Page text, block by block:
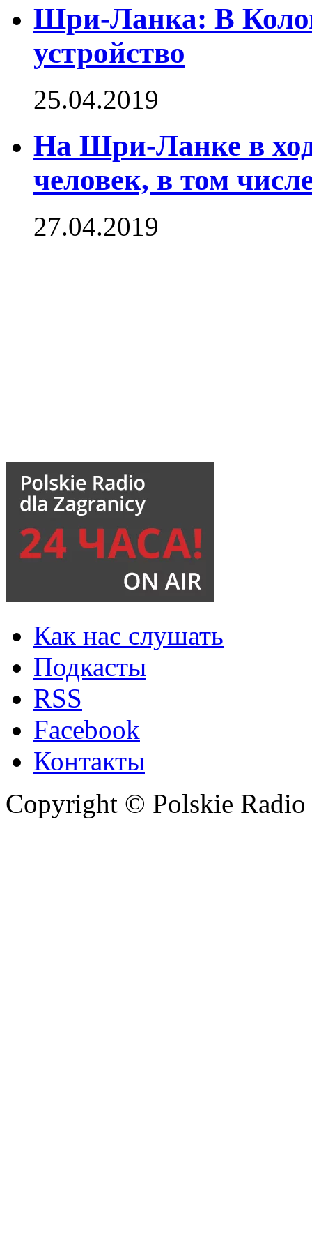
Шри-Ланка: В
устройство
25.04.2019
На Шри-Ланке в
человек, в том
27.04.2019
Как нас слушать
Подкасты
RSS
Facebook
Контакты
Copyright © Polskie